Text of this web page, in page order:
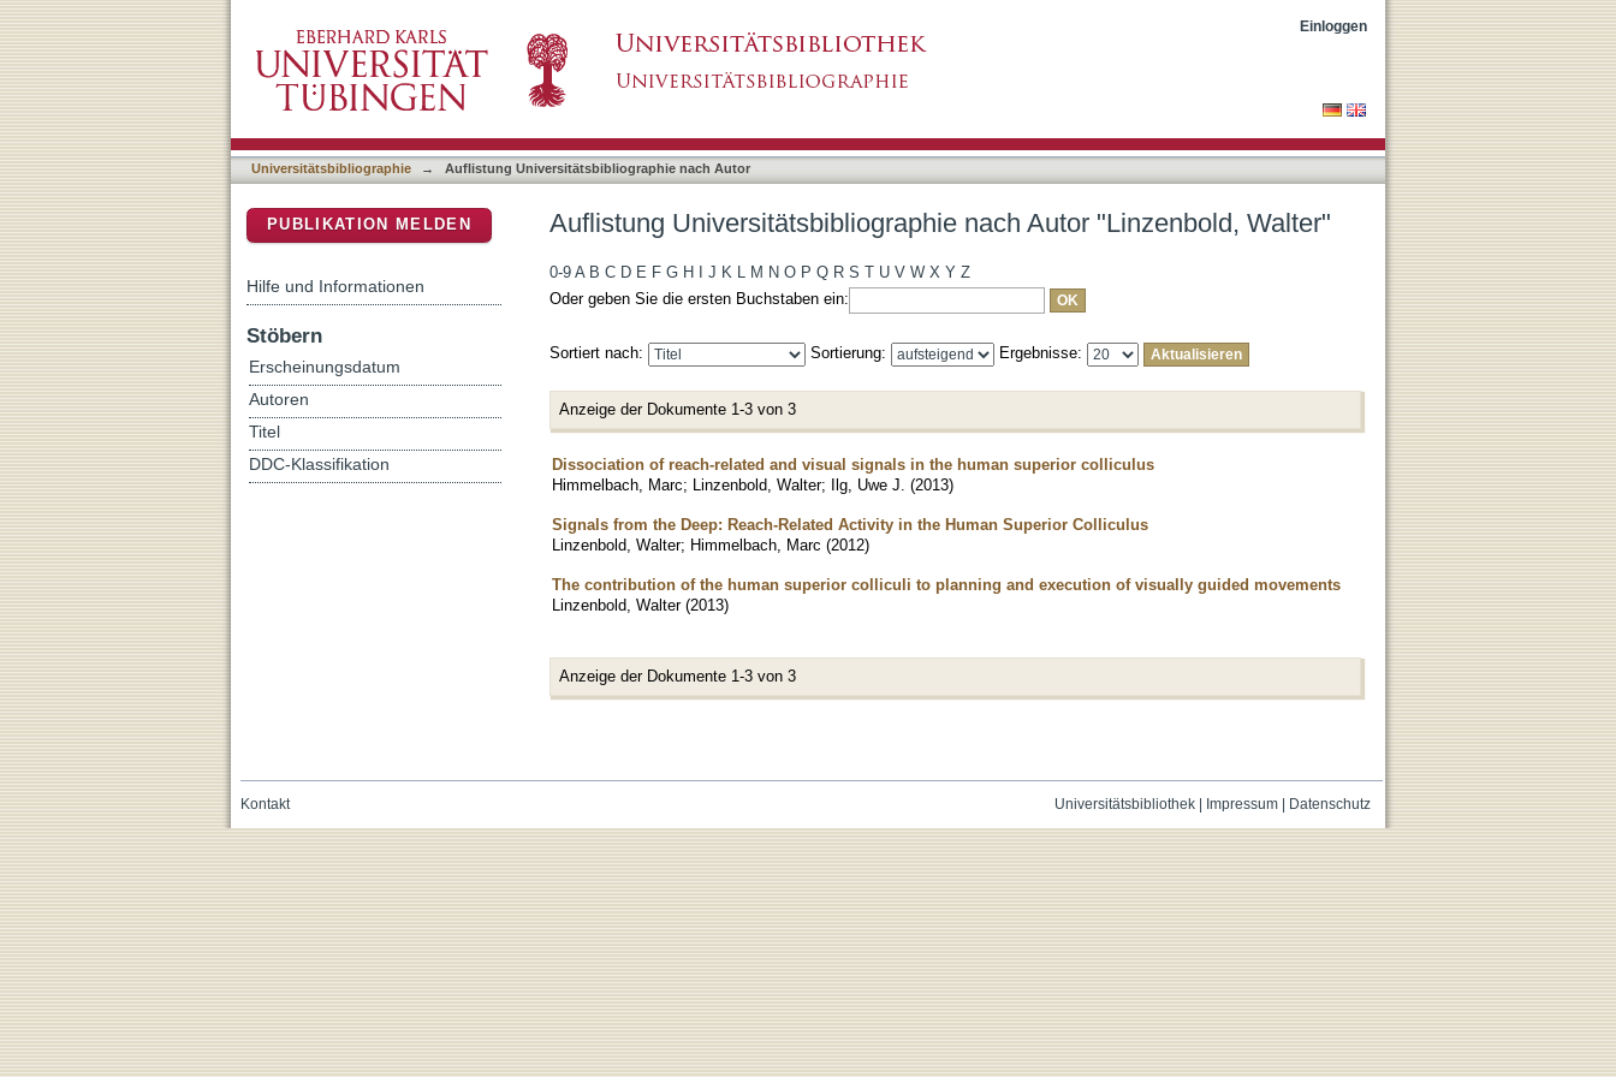
Einloggen
Universitätsbibliographie → Auflistung Universitätsbibliographie nach Autor
Auflistung Universitätsbibliographie nach Autor "Linzenbold, Walter"
0-9 A B C D E F G H J K L M N O P Q R S T U V W X Y Z
Oder geben Sie die ersten Buchstaben ein:
Sortiert nach: Sortierung: Ergebnisse:
Anzeige der Dokumente 1-3 von 3
Dissociation of reach-related and visual signals in the human superior colliculus
Himmelbach, Marc; Linzenbold, Walter; Ilg, Uwe J. (2013)
Signals from the Deep: Reach-Related Activity in the Human Superior Colliculus
Linzenbold, Walter; Himmelbach, Marc (2012)
The contribution of the human superior colliculi to planning and execution of visually guided movements
Linzenbold, Walter (2013)
Anzeige der Dokumente 1-3 von 3
PUBLIKATION MELDEN
Hilfe und Informationen
Stöbern
Erscheinungsdatum
Autoren
Titel
DDC-Klassifikation
Universitätsbibliothek| Impressum| Datenschutz
Kontakt